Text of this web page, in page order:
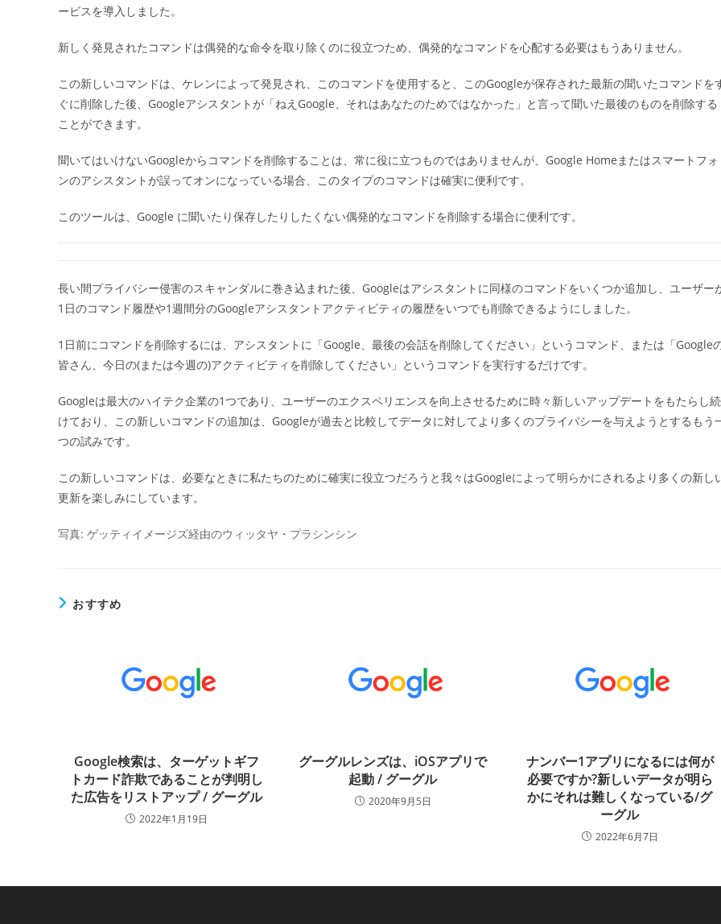
ービスを導入しました。
新しく発見されたコマンドは偶発的な命令を取り除くのに役立つため、偶発的なコマンドを心配する必要はもうありません。
この新しいコマンドは、ケレンによって発見され、このコマンドを使用すると、このGoogleが保存された最新の聞いたコマンドを
ぐに削除した後、Googleアシスタントが「ねえGoogle、それはあなたのためではなかった」と言って聞いた最後のものを削除する
ことができます。
聞いてはいけないGoogleからコマンドを削除することは、常に役に立つものではありませんが、Google Homeまたはスマートフォ
ンのアシスタントが誤ってオンになっている場合、このタイプのコマンドは確実に便利です。
このツールは、Google に聞いたり保存したりしたくない偶発的なコマンドを削除する場合に便利です。
長い間プライバシー侵害のスキャンダルに巻き込まれた後、Googleはアシスタントに同様のコマンドをいくつか追加し、ユーザー
1日のコマンド履歴や1週間分のGoogleアシスタントアクティビティの履歴をいつでも削除できるようにしました。
1日前にコマンドを削除するには、アシスタントに「Google、最後の会話を削除してください」というコマンド、または「Google
皆さん、今日の(または今週の)アクティビティを削除してください」というコマンドを実行するだけです。
Googleは最大のハイテク企業の1つであり、ユーザーのエクスペリエンスを向上させるために時々新しいアップデートをもたらし続
けており、この新しいコマンドの追加は、Googleが過去と比較してデータに対してより多くのプライバシーを与えようとするもう
つの試みです。
この新しいコマンドは、必要なときに私たちのために確実に役立つだろうと我々はGoogleによって明らかにされるより多くの新し
更新を楽しみにしています。
写真: ゲッティイメージズ経由のウィッタヤ・プラシンシン
おすすめ
Google検索は、ターゲットギフ
トカード詐欺であることが判明し
た広告をリストアップ / グーグル
2022年1月19日
グーグルレンズは、iOSアプリで
起動 / グーグル
2020年9月5日
ナンバー1アプリになるには何が
必要ですか?新しいデータが明ら
かにそれは難しくなっている/グ
ーグル
2022年6月7日